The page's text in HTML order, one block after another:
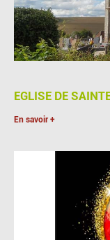
EGLISE DE
En savoir +